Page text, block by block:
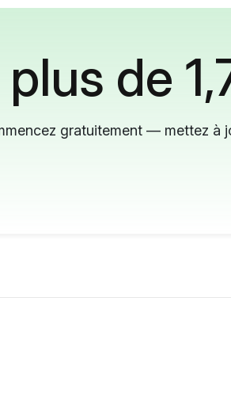
de
gratuitement — mettez à